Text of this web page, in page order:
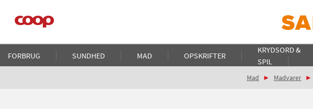
hovedindhold
Main
navigation
FORBRUG SUNDHED MAD OPSKRIFTER
KRYDSORD &
SPIL
Brødkrumme
Mad Madvarer